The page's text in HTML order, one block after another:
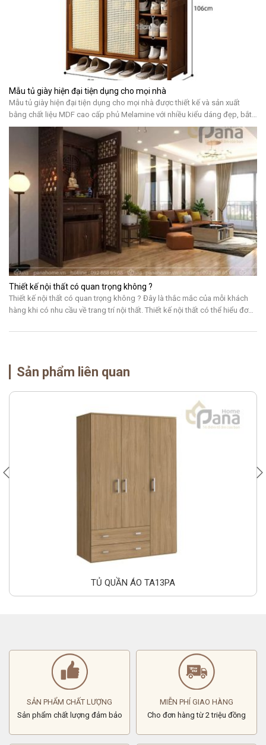
Mẫu tủ giày hiện đại tiện dụng cho mọi nhà
Mẫu tủ giày hiện đại tiện dụng cho mọi nhà được thiết kế và sản xuất
bằng chất liệu MDF cao cấp phủ Melamine với nhiều kiểu dáng đẹp, bắt
kịp xu hướng, mang tính tiện lợi cao cho quý khách hàng sử dụng 5 lợi ích
mà mẫu tủ giày hiện đại mang lại […]
Thiết kế nội thất có quan trọng không ?
Thiết kế nội thất có quan trọng không ? Đây là thắc mắc của mỗi khách
hàng khi có nhu cầu về trang trí nội thất. Thiết kế nội thất có thể hiểu đơn
trên một phong cách, ý […]
Sản phẩm liên quan
TỦ QUẦN ÁO TA13PA
SẢN PHẨM CHẤT LƯỢNG
Sản phẩm chất lượng đảm bảo
MIỄN PHÍ GIAO HÀNG
Cho đơn hàng từ 2 triệu đồng